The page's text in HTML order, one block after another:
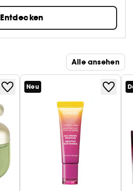
Entdecken
Alle ansehen
Neu